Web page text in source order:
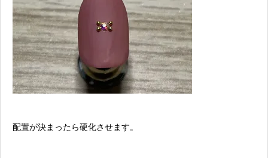
配置が決まったら硬化させます。